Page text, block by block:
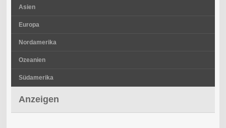
Asien
Europa
Nordamerika
Ozeanien
Südamerika
Anzeigen